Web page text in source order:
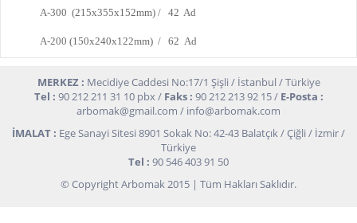
A-300 (215x355x152mm) / 42 Ad
A-200 (150x240x122mm) / 62 Ad
MERKEZ : Mecidiye Caddesi No:17/1 Şişli / İstanbul / Türkiye
Tel : 90 212 211 31 10 pbx / Faks : 90 212 213 92 15 / E-Posta :
arbomak@gmail.com / info@arbomak.com
İMALAT : Ege Sanayi Sitesi 8901 Sokak No: 42-43 Balatçık / Çiğli / İzmir /
Türkiye
Tel : 90 546 403 91 50
© Copyright Arbomak 2015 | Tüm Hakları Saklıdır.